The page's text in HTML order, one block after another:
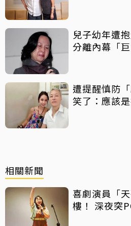
兒子幼年遭
分離內幕「巨
遭提醒慎防
笑了：應該
相關新聞
喜劇演員「
樓！ 深夜突